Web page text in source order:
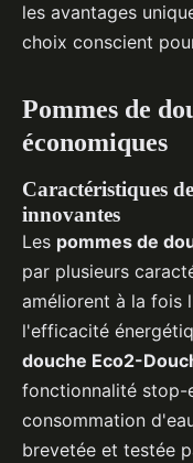
les avantages
choix conscient
Pommes de
économiques
Caractéristiques
innovantes
Les pommes de
par plusieurs
améliorent à la fois
l'efficacité
douche Eco2-
fonctionnalité stop-
consommation
brevetée et testée